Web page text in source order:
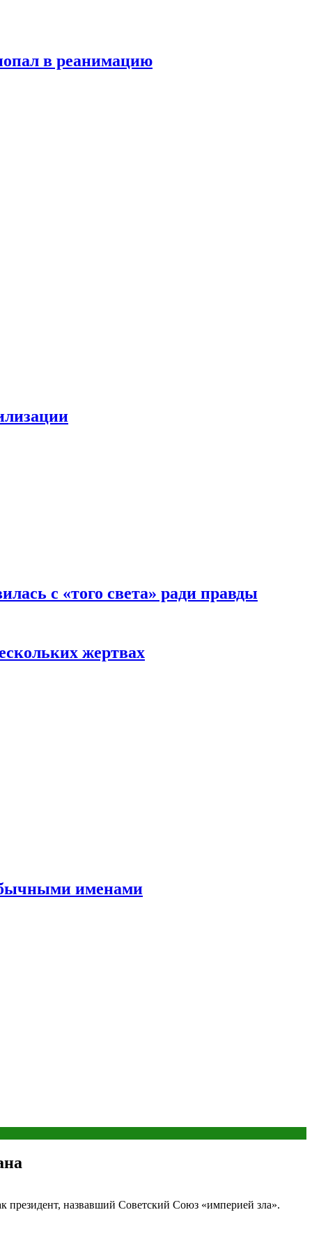
в реанимацию
с «того света» ради правды
жертвах
именами
назвавший Советский Союз «империей зла».